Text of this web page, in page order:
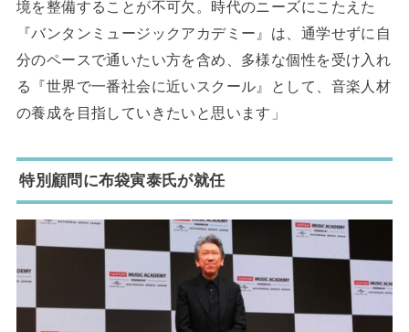
境を整備することが不可欠。時代のニーズにこたえた
『バンタンミュージックアカデミー』は、通学せずに自
分のペースで通いたい方を含め、多様な個性を受け入れ
る『世界で一番社会に近いスクール』として、音楽人材
の養成を目指していきたいと思います」
特別顧問に布袋寅泰氏が就任